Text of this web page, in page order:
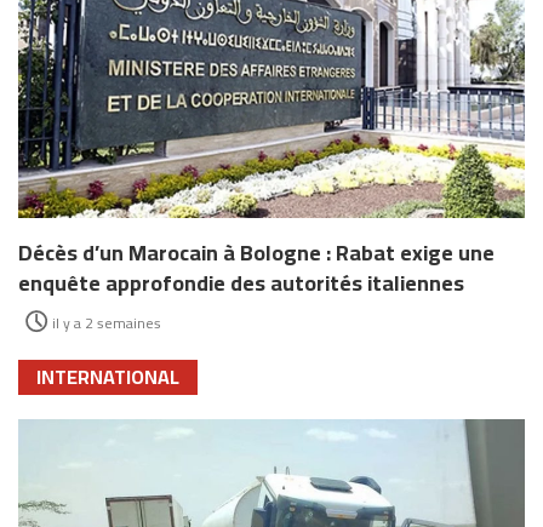
Décès d’un Marocain à Bologne : Rabat exige une
enquête approfondie des autorités italiennes
il y a 2 semaines
INTERNATIONAL